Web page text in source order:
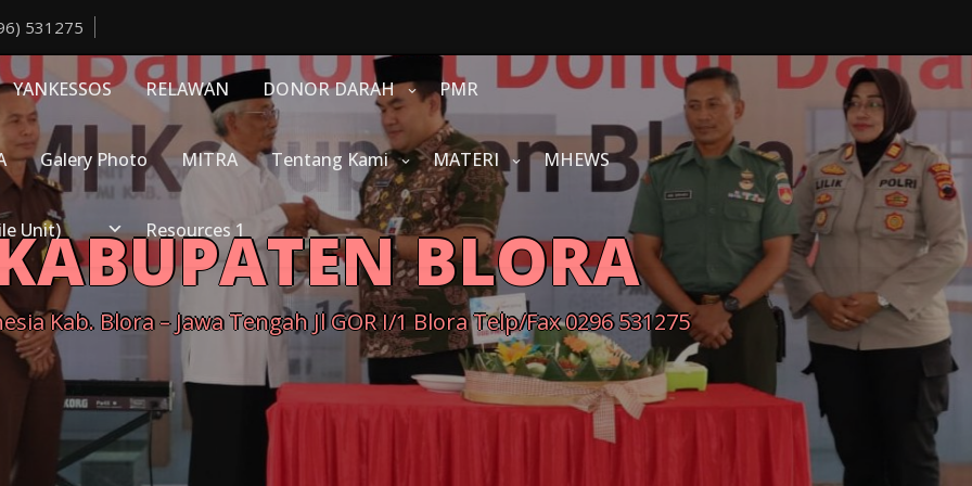
531275
YANKESSOS RELAWAN DONOR DARAH PMR
Galery Photo MITRA Tentang Kami MATERI MHEWS
Unit) Resources 1 BLORA
Kab. Blora – Jawa Tengah Jl GOR I/1 Blora Telp/Fax 0296 531275